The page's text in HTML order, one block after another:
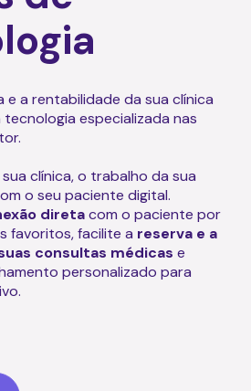
e a rentabilidade da sua clínica
especializada nas
clínica, o trabalho da sua
o seu paciente digital.
diretacom o paciente por
favoritos, facilite a reserva e a
consultas médicas e
personalizado para